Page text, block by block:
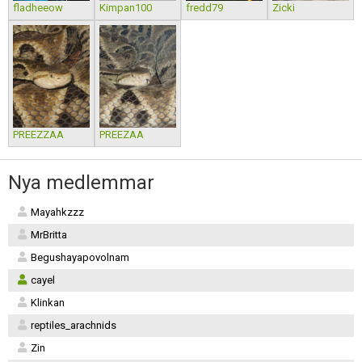
fladheeow Kimpan100 fredd79 Zicki
PREEZZAA PREEZAA
Nya medlemmar
Mayahkzzz
MrBritta
Begushayapovolnam
cayel
Klinkan
reptiles_arachnids
Zin